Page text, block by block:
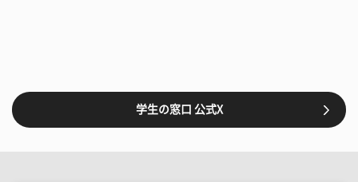
学生の窓口 公式X